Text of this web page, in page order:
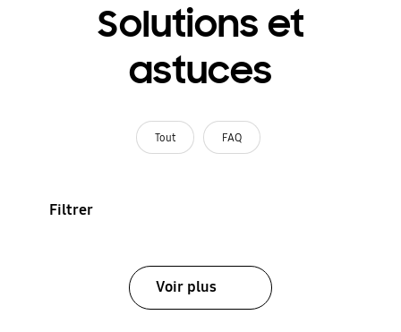
Solutions et
astuces
Tout FAQ
Filtrer
Voir plus